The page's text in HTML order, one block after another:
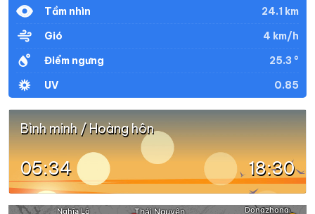
Tầm nhìn
24.1 km
Gió
4 km/h
Điểm ngưng
25.3 °
UV
0.85
Bình minh / Hoàng hôn
05:34 18:30